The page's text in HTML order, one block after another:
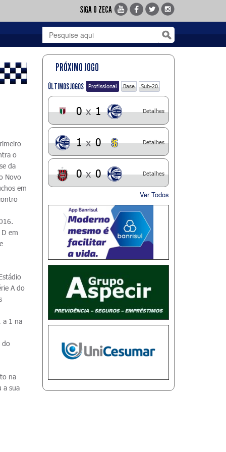
SIGA O ZECA
o
da
Novo
em
em
A do
a 1 na
do
na
a sua
PRÓXIMO JOGO
ÚLTIMOS JOGOS Profissional Base Sub-20
0 x 1 Detalhes
1 x 0 Detalhes
0 x 0 Detalhes
Ver Todos